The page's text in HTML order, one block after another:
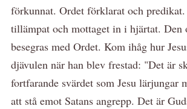
förkunnat. Ordet förklarat och
tillämpat och mottaget in i hjärtat. Den
besegras med Ordet. Kom ihåg hur
djävulen när han blev frestad: "Det är
fortfarande svärdet som Jesu lärjungar
att stå emot Satans angrepp. Det är